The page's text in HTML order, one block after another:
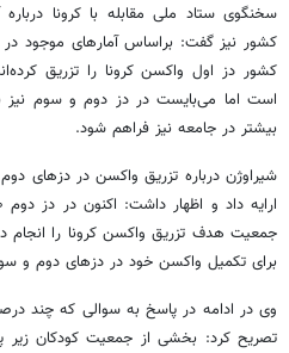
سخنگوی ستاد ملی مقابله با کرونا
کشور دز اول واکسن کرونا را تزریق
است اما می‌بایست در دز دوم و سوم نیز
بیشتر در جامعه نیز فراهم شود.
شیراوژن درباره تزریق واکسن در دزهای
جمعیت هدف تزریق واکسن کرونا را انجام
برای تکمیل واکسن خود در دزهای دوم و
وی در ادامه در پاسخ به سوالی که چند